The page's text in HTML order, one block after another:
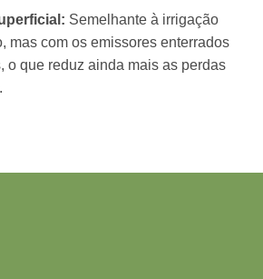
: Semelhante à irrigação
mas com os emissores enterrados
o que reduz ainda mais as perdas